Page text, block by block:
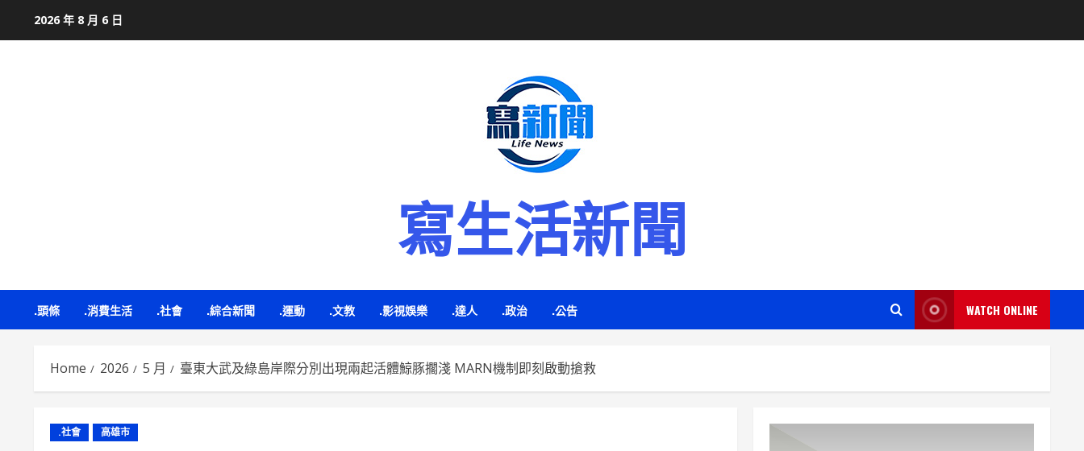
2026 年 8 月 6 日
寫生活新聞
.頭條 .消費生活 .社會 .綜合新聞 .運動 .文教 .影視娛樂 .達人 .政治 .公告 WATCH ONLINE
Home 2026 5 月 臺東大武及綠島岸際分別出現兩起活體鯨豚擱淺 MARN機制即刻啟動搶救
.社會 高雄市